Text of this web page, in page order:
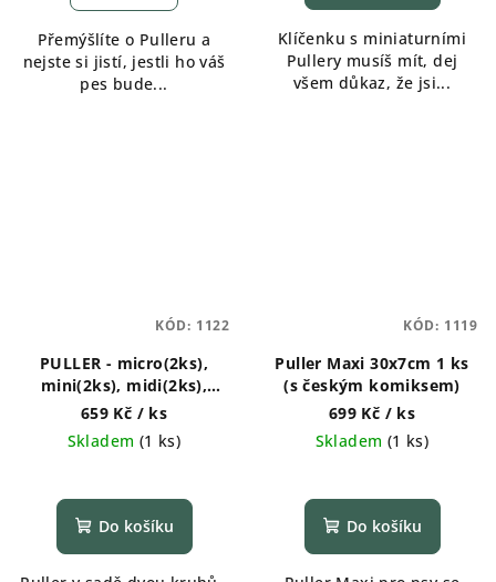
Přemýšlíte o Pulleru a
nejste si jistí, jestli ho váš
pes bude...
Klíčenku s miniaturními
Pullery musíš mít, dej
všem důkaz, že jsi...
PULLER - micro(2ks),
mini(2ks), midi(2ks),
standard(2ks), maxi(1ks)
659 Kč / ks
Skladem (1 ks)
hodnocení
produktu
Do košíku
KÓD: 1122
Puller Maxi 30x7cm 1 ks
(s českým komiksem)
699 Kč / ks
Skladem (1 ks)
Do košíku
KÓD: 1119